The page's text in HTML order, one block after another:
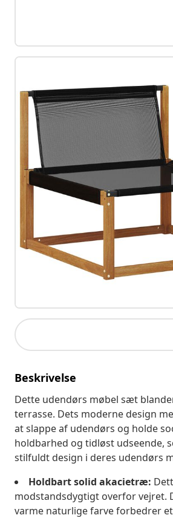
Beskrivelse
Dette udendørs møbel sæt
terrasse. Dets moderne design
at slappe af udendørs og holde
holdbarhed og tidløst udseende,
stilfuldt design i deres udendørs
Holdbart solid akacietræ:
modstandsdygtigt overfor vejret.
varme naturlige farve forbedrer